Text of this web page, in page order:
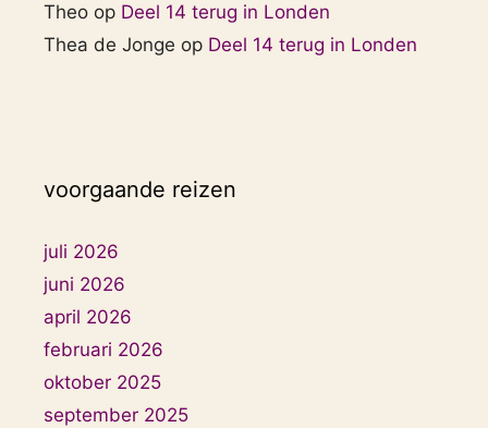
Theo op Deel 14 terug in Londen
Thea de Jonge op Deel 14 terug in Londen
voorgaande reizen
juli 2026
juni 2026
april 2026
februari 2026
oktober 2025
september 2025